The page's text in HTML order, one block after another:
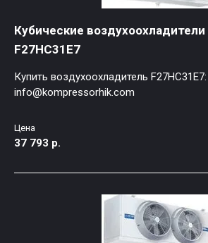
Кубические воздухоохладители
F27HC31E7
Купить воздухоохладитель F27HC31E7:
info@kompressorhik.com
Цена
37 793 р.